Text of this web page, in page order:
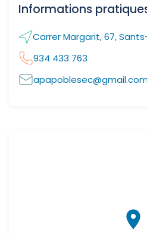
Informations
Carrer Margarit, 67,
934 433 763